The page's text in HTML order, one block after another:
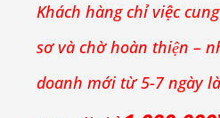
Khách hàng chỉ việc
sơ và chờ hoàn thiện –
doanh mới từ 5-7 ngày